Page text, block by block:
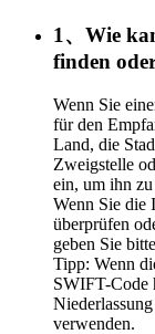
1、Wie
finden
Wenn Sie
für den
Land, die
Zweigstelle
ein, um ihn
Wenn Sie die
überprüfen
geben Sie
Tipp: Wenn
SWIFT-Code
verwenden.